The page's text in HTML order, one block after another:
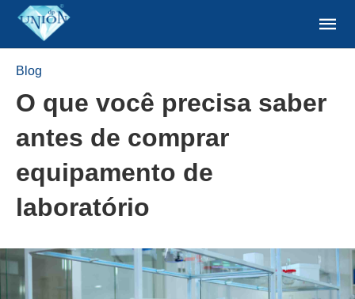
Blog
O que você precisa saber
antes de comprar
equipamento de
laboratório